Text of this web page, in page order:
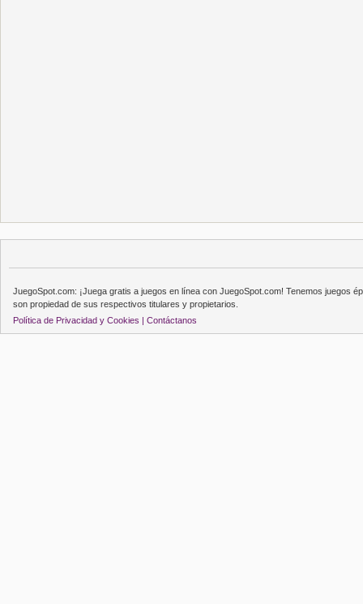
JuegoSpot.com: ¡Juega gratis a juegos en línea con JuegoSpot.com! Tenemos juegos
son propiedad de sus respectivos titulares y propietarios.
Política de Privacidad y Cookies | Contáctanos